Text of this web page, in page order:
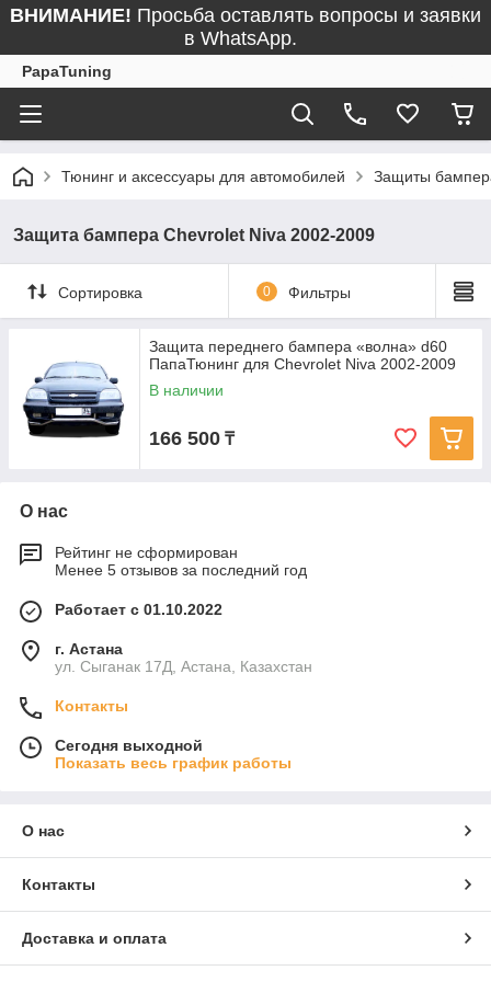
ВНИМАНИЕ! Просьба оставлять вопросы и заявки
в WhatsApp.
PapaTuning
Тюнинг и аксессуары для автомобилей Защиты
Защита бампера Chevrolet Niva 2002-2009
Сортировка 0 Фильтры
Защита переднего бампера «волна» d60
ПапаТюнинг для Chevrolet Niva 2002-2009
В наличии
166 500 ₸
О нас
Рейтинг не сформирован
Менее 5 отзывов за последний год
Работает с 01.10.2022
г. Астана
ул. Сыганак 17Д, Астана, Казахстан
Контакты
Сегодня выходной
Показать весь график работы
О нас
Контакты
Доставка и оплата